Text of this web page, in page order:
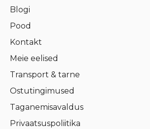
Blogi
Pood
Kontakt
Meie eelised
Transport & tarne
Ostutingimused
Taganemisavaldus
Privaatsuspoliitika